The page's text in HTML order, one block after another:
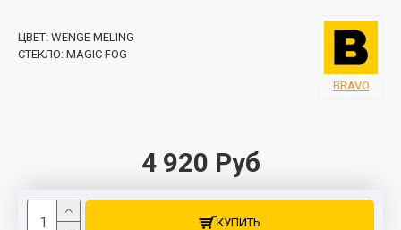
4 920 Руб
ЦВЕТ: WENGE MELING
СТЕКЛО: MAGIC FOG
BRAVO
КУПИТЬ